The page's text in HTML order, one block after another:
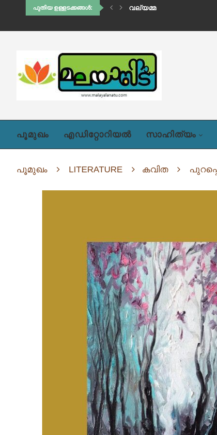
പുതിയ ഉള്ളടക്കങ്ങൾ: വല്യമ്മ
പൂമുഖം എഡിറ്റോറിയൽ സാഹിത്യം
പൂമുഖം LITERATURE കവിത